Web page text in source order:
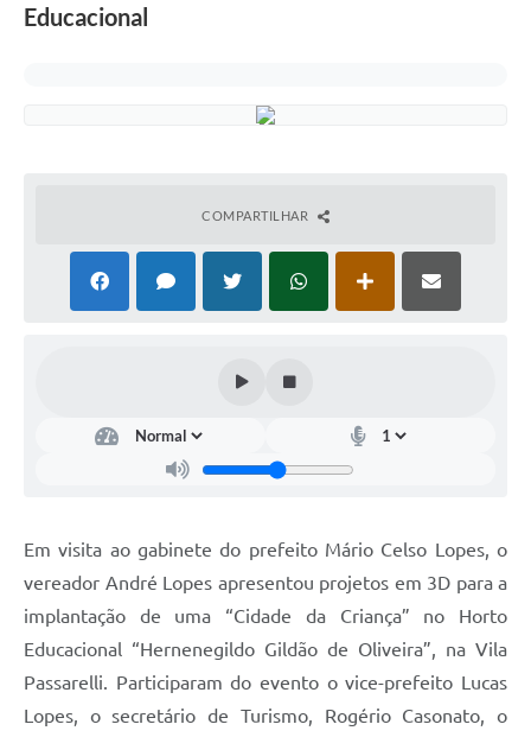
Educacional
COMPARTILHAR
Em visita ao gabinete do prefeito Mário Celso Lopes, o
vereador André Lopes apresentou projetos em 3D para a
implantação de uma “Cidade da Criança” no Horto
Educacional “Hernenegildo Gildão de Oliveira”, na Vila
Passarelli. Participaram do evento o vice-prefeito Lucas
Lopes, o secretário de Turismo, Rogério Casonato, o